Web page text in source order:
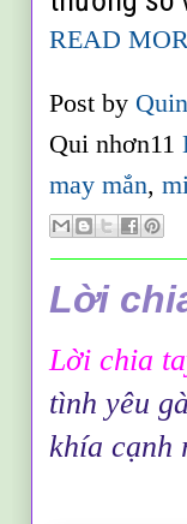
READ
Post by
Qui nhơn11
may mắn,
Lời
Lời chia
tình yêu
khía cạnh